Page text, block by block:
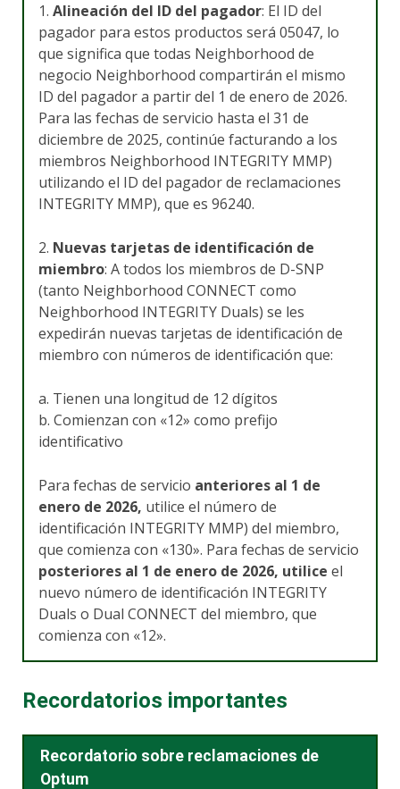
1. Alineación del ID del pagador: El ID del
pagador para estos productos será 05047, lo
que significa que todas Neighborhood de
negocio Neighborhood compartirán el mismo
ID del pagador a partir del 1 de enero de 2026.
Para las fechas de servicio hasta el 31 de
diciembre de 2025, continúe facturando a los
miembros Neighborhood INTEGRITY MMP)
utilizando el ID del pagador de reclamaciones
INTEGRITY MMP), que es 96240.
2. Nuevas tarjetas de identificación de
miembro: A todos los miembros de D-SNP
(tanto Neighborhood CONNECT como
Neighborhood INTEGRITY Duals) se les
expedirán nuevas tarjetas de identificación de
miembro con números de identificación que:
a. Tienen una longitud de 12 dígitos
b. Comienzan con «12» como prefijo
identificativo
Para fechas de servicio anteriores al 1 de
enero de 2026, utilice el número de
identificación INTEGRITY MMP) del miembro,
que comienza con «130». Para fechas de servicio
posteriores al 1 de enero de 2026, utilice el
nuevo número de identificación INTEGRITY
Duals o Dual CONNECT del miembro, que
comienza con «12».
Recordatorios importantes
Recordatorio sobre reclamaciones de
Optum